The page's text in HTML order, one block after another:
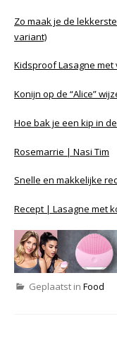
Zo maak je de
variant)
Kidsproof Lasagne
Konijn op de “Alice”
Hoe bak je een kip in
Rosemarrie | Nasi Tim
Snelle en makkelijke
Recept | Lasagne met
Geplaatst in Food